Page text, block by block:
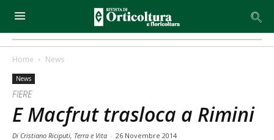
Home News
News
FIERE
E Macfrut trasloca a Rimini
Di Cristiano Riciputi, Terra e Vita - 26 Novembre 2014